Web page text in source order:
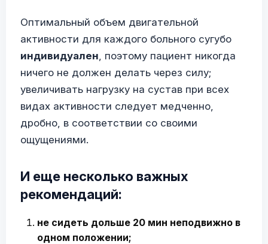
Оптимальный объем двигательной
активности для каждого больного сугубо
индивидуален, поэтому пациент никогда
ничего не должен делать через силу;
увеличивать нагрузку на сустав при всех
видах активности следует медченно,
дробно, в соответствии со своими
ощущениями.
И еще несколько важных
рекомендаций:
не сидеть дольше 20 мин неподвижно в
одном положении;